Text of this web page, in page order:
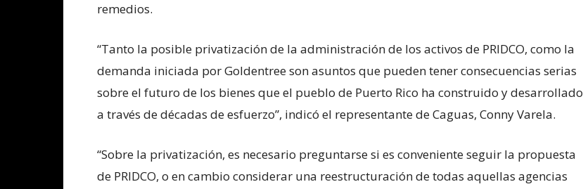
remedios.
“Tanto la posible privatización de la administración de los activos de PRIDCO, como la
demanda iniciada por Goldentree son asuntos que pueden tener consecuencias serias
sobre el futuro de los bienes que el pueblo de Puerto Rico ha construido y desarrollado
a través de décadas de esfuerzo”, indicó el representante de Caguas, Conny Varela.
“Sobre la privatización, es necesario preguntarse si es conveniente seguir la propuesta
de PRIDCO, o en cambio considerar una reestructuración de todas aquellas agencias